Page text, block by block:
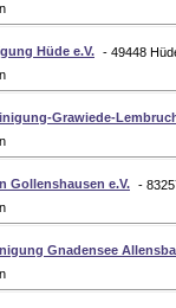
Hüde e.V. - 49448
Grawiede-
Gollenshausen e.V. -
Gnadensee